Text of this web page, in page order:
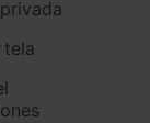
tela